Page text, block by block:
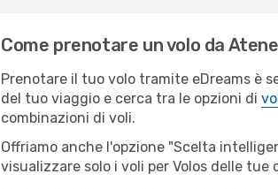
Come prenotare un volo da
Prenotare il tuo volo tramite eDreams è
del tuo viaggio e cerca tra le opzioni di
combinazioni di voli.
Offriamo anche l'opzione "Scelta
visualizzare solo i voli per Volos delle tue